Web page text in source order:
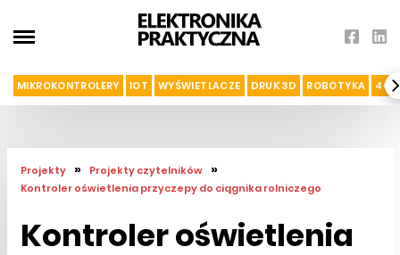
MIKROKONTROLERY IOT WYŚWIETLACZE DRUK 3D ROBOTYKA 4G I
Projekty » Projekty czytelników »
Kontroler oświetlenia przyczepy do ciągnika rolniczego
Kontroler oświetlenia